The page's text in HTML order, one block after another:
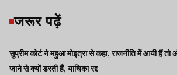
जरूर पढ़ें
सुप्रीम कोर्ट ने महुआ मोइत्रा से कहा, राजनीति में आयी हैं
जाने से क्यों डरती हैं, याचिका रद्द